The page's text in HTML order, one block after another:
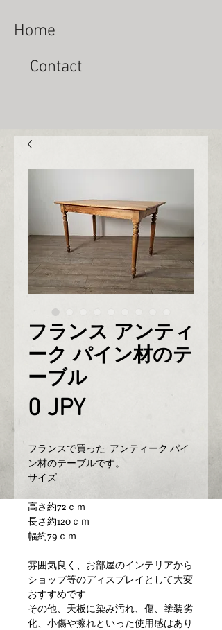
Home
Contact
フランス アンティ
ーク パイン材のテ
ーブル
0 JPYPrix
フランスで買った アンティーク パイ
ン材のテーブルです。
サイズ
高さ約72ｃｍ
長さ約120ｃｍ
幅約79ｃｍ
雰囲気良く、お部屋のインテリアから
ショップ等のディスプレイとして大変
おすすめです
その他、天板に染み汚れ、傷、塗装劣
化、小傷や擦れといった使用感はあり